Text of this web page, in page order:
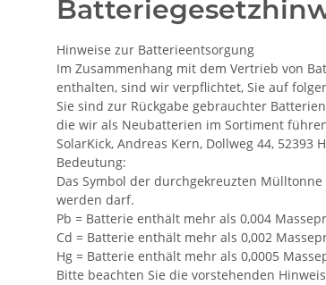
Hinweise zur Batterieentsorgung
Im Zusammenhang mit dem Vertrieb von
enthalten, sind wir verpflichtet, Sie auf
Sie sind zur Rückgabe gebrauchter
die wir als Neubatterien im Sortiment
SolarKick, Andreas Kern, Dollweg 44,
Bedeutung:
Das Symbol der durchgekreuzten
werden darf.
Pb = Batterie enthält mehr als 0,004
Cd = Batterie enthält mehr als 0,002
Hg = Batterie enthält mehr als 0,0005
Bitte beachten Sie die vorstehenden